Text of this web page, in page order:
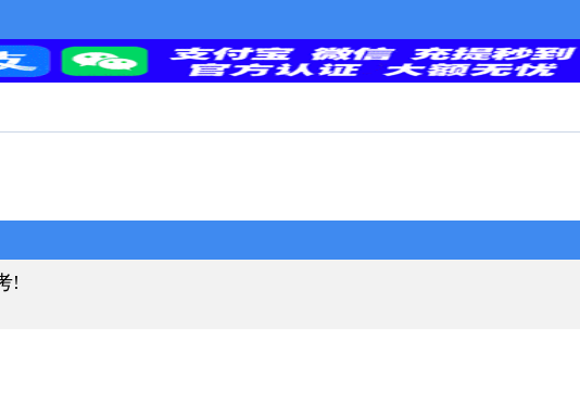
!